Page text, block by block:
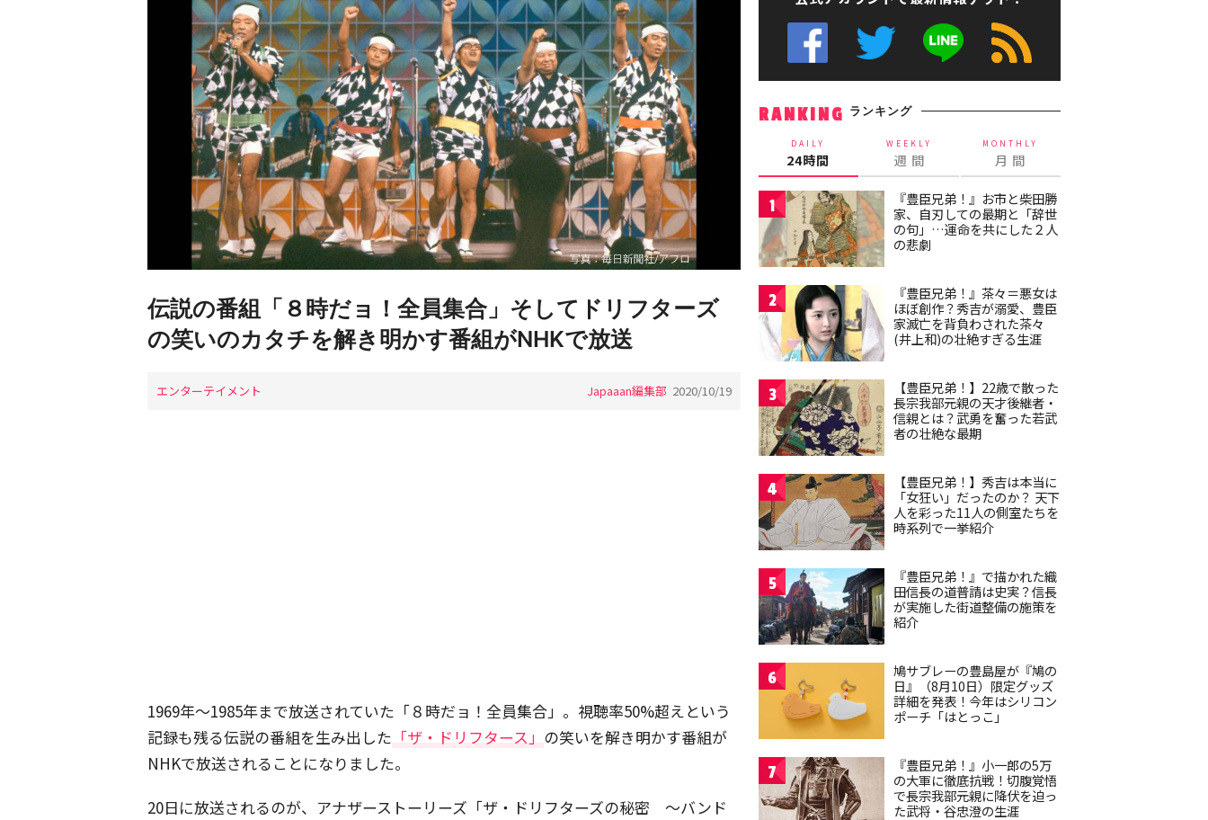
伝説の番組「８時だョ！全員集合」そしてドリフターズ
の笑いのカタチを解き明かす番組がNHKで放送
エンターテイメント Japaaan編集部 2020/10/19
1969年〜1985年まで放送されていた「８時だョ！全員集合」。視聴率50%超えという
記録も残る伝説の番組を生み出した 「ザ・ドリフタース」 の笑いを解き明かす番組が
NHKで放送されることになりました。
20日に放送されるのが、アナザーストーリーズ「ザ・ドリフターズの秘密 ～バンド
RANKING ランキング
DAILY
24時間
WEEKLY
週 間
MONTHLY
月 間
1
『豊臣兄弟！』お市と柴田勝
家、自刃しての最期と「辞世
の句」…運命を共にした２人
の悲劇
2
『豊臣兄弟！』茶々＝悪女は
ほぼ創作？秀吉が溺愛、豊臣
家滅亡を背負わされた茶々
(井上和)の壮絶すぎる生涯
3
【豊臣兄弟！】22歳で散った
長宗我部元親の天才後継者・
信親とは？武勇を奮った若武
者の壮絶な最期
4
【豊臣兄弟！】秀吉は本当に
「女狂い」だったのか？ 天下
人を彩った11人の側室たちを
時系列で一挙紹介
5
『豊臣兄弟！』で描かれた織
田信長の道普請は史実？信長
が実施した街道整備の施策を
紹介
6
鳩サブレーの豊島屋が『鳩の
日』（8月10日）限定グッズ
詳細を発表！今年はシリコン
ポーチ「はとっこ」
7
『豊臣兄弟！』小一郎の5万
の大軍に徹底抗戦！切腹覚悟
で長宗我部元親に降伏を迫っ
た武将・谷忠澄の生涯